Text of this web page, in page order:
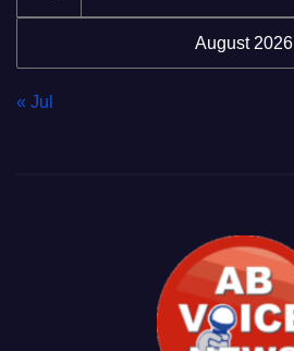
August 2026
« Jul